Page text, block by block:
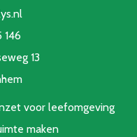
146
13
voor leefomgeving
maken